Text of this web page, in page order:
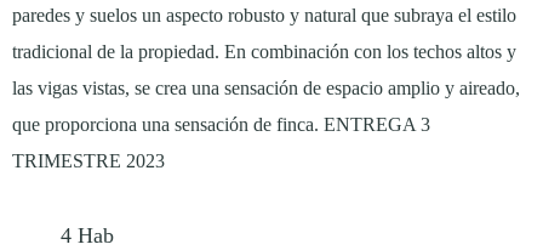
paredes y suelos un aspecto robusto y natural que subraya el estilo
tradicional de la propiedad. En combinación con los techos altos y
las vigas vistas, se crea una sensación de espacio amplio y aireado,
que proporciona una sensación de finca. ENTREGA 3
TRIMESTRE 2023
4 Hab